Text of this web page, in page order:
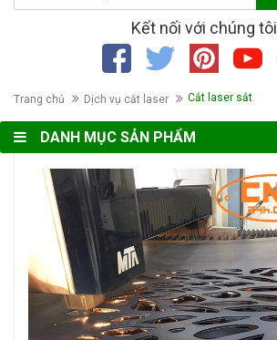
Kết nối với chúng tôi
Trang chủ Dịch vụ cắt laser Cắt laser sắt
DANH MỤC SẢN PHẨM